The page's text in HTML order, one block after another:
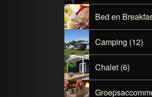
Bed en
Camping (12)
Chalet (6)